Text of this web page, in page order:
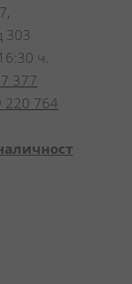
303
ч.
377
220 764